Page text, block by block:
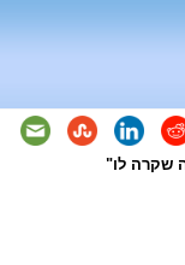
שקרה לו"